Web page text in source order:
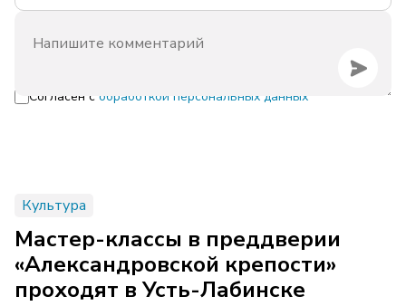
Согласен с обработкой персональных данных
Культура
Мастер-классы в преддверии
«Александровской крепости»
проходят в Усть-Лабинске